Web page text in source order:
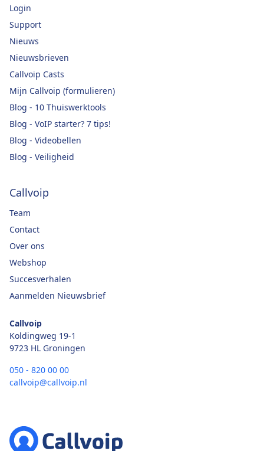
Login
Support
Nieuws
Nieuwsbrieven
Callvoip Casts
Mijn Callvoip (formulieren)
Blog - 10 Thuiswerktools
Blog - VoIP starter? 7 tips!
Blog - Videobellen
Blog - Veiligheid
Callvoip
Team
Contact
Over ons
Webshop
Succesverhalen
Aanmelden Nieuwsbrief
Callvoip
Koldingweg 19-1
9723 HL Groningen
050 - 820 00 00
callvoip@callvoip.nl